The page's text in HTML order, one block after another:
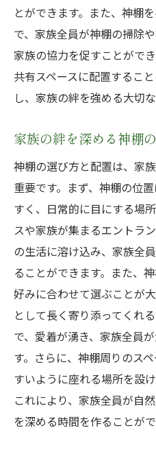
とができます。また、神棚
で、家族全員が神棚の掃除
家族の協力を促すことがで
共有スペースに配置するこ
し、家族の絆を強める大切
家族の絆を深める神棚
神棚の選び方と配置は、家
重要です。まず、神棚の位
すく、日常的に目にする場
スや家族が集まるエントラ
の生活に溶け込み、家族全
ることができます。また、
好みに合わせて選ぶことが
として長く寄り添ってくれ
で、愛着が湧き、家族全員
す。さらに、神棚周りのス
すいように座れる場所を設
これにより、家族全員が自
を深める時間を作ることがで